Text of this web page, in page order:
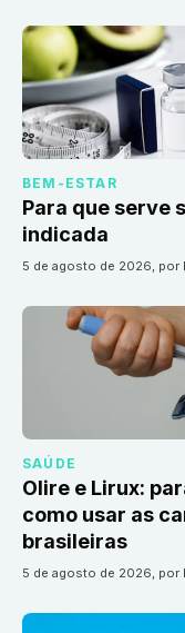
BEM-ESTAR
Para que serve
indicada
5 de agosto de 2026, por
SAÚDE
Olire e Lirux:
como usar as
brasileiras
5 de agosto de 2026, por